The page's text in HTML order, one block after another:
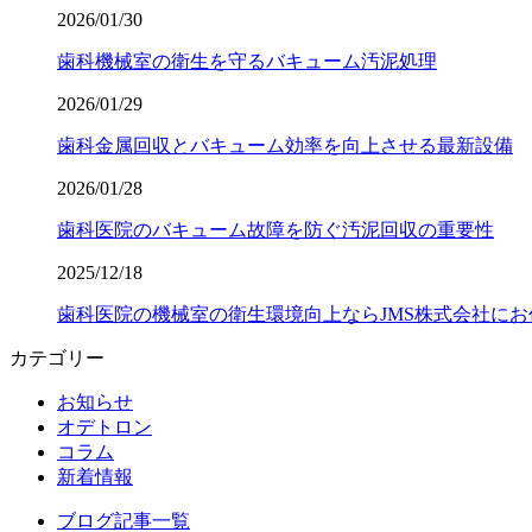
2026/01/30
歯科機械室の衛生を守るバキューム汚泥処理
2026/01/29
歯科金属回収とバキューム効率を向上させる最新設備
2026/01/28
歯科医院のバキューム故障を防ぐ汚泥回収の重要性
2025/12/18
歯科医院の機械室の衛生環境向上ならJMS株式会社に
カテゴリー
お知らせ
オデトロン
コラム
新着情報
ブログ記事一覧